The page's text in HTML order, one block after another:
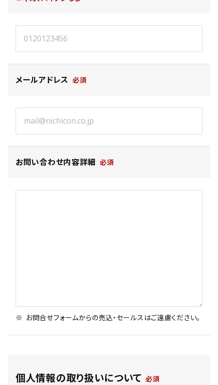
メールアドレス
お問い合わせ内容詳細
お問合せフォームからの売込・セールスはご遠慮ください。
個人情報の取り扱いについて